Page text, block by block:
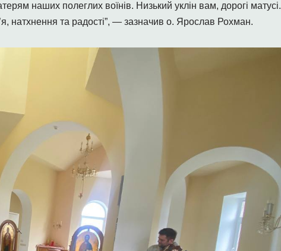
наших полеглих воїнів. Низький уклін вам, дорогі матусі.
натхнення та радості”, — зазначив о. Ярослав Рохман.